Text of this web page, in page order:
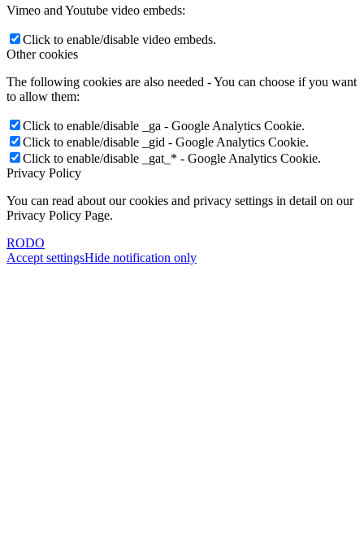
Vimeo and Youtube video embeds:
Click to enable/disable video embeds.
Other cookies
The following cookies are also needed - You can choose if you want
to allow them:
Click to enable/disable _ga - Google Analytics Cookie.
Click to enable/disable _gid - Google Analytics Cookie.
Click to enable/disable _gat_* - Google Analytics Cookie.
Privacy Policy
You can read about our cookies and privacy settings in detail on our
Privacy Policy Page.
RODO
Accept settingsHide notification only